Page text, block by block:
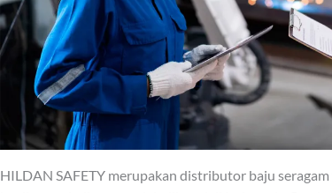
HILDAN SAFETY merupakan distributor baju